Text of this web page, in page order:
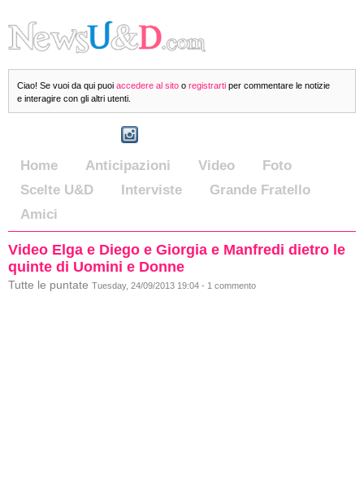
Ciao! Se vuoi da qui puoi accedere al sito o registrarti per commentare le notizie
e interagire con gli altri utenti.
Home Anticipazioni Video
Foto
Scelte U&D
Interviste
Grande Fratello
Amici
Video Elga e Diego e Giorgia e Manfredi dietro le
quinte di Uomini e Donne
Tutte le puntate Tuesday, 24/09/2013 19:04 - 1 commento